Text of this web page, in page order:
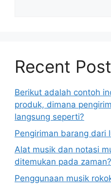
Recent
Berikut adalah contoh
produk, dimana
langsung seperti?
Pengiriman barang dari
Alat musik dan notasi
ditemukan pada zaman?
Penggunaan musik